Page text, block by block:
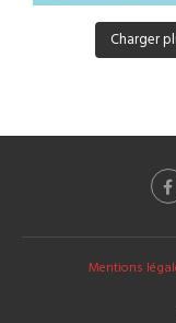
Charger
Mentions